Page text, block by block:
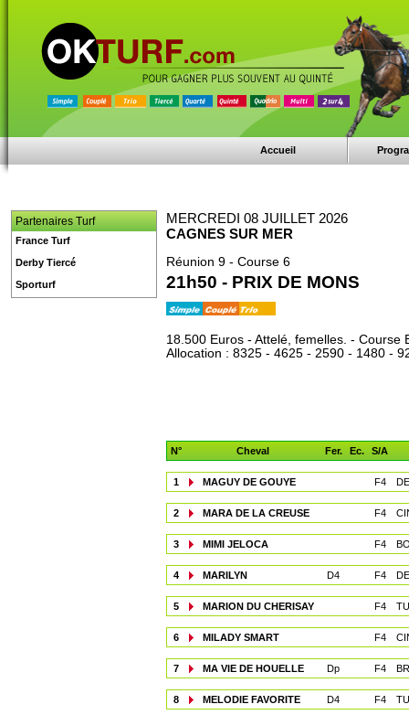
Accueil
MERCREDI 08 JUILLET 2026
CAGNES SUR MER
Réunion 9 - Course 6
21h50 - PRIX DE MONS
18.500 Euros - Attelé, femelles. - Course
Allocation : 8325 - 4625 - 2590 - 1480 -
N° Cheval Fer. Ec. S/A
1 MAGUY DE GOUYE F4
2 MARA DE LA CREUSE F4
3 MIMI JELOCA F4
4 MARILYN D4 F4
5 MARION DU CHERISAY F4
6 MILADY SMART F4
7 MA VIE DE HOUELLE Dp F4
8 MELODIE FAVORITE D4 F4
Partenaires Turf
France Turf
Derby Tiercé
Sporturf